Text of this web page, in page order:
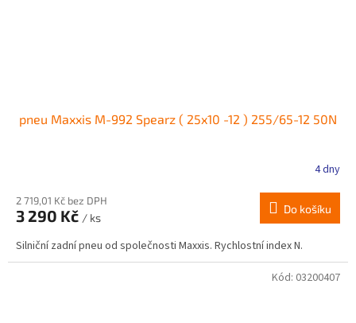
pneu Maxxis M-992 Spearz ( 25x10 -12 ) 255/65-12 50N
4 dny
2 719,01 Kč bez DPH
3 290 Kč / ks
Do košíku
Silniční zadní pneu od společnosti Maxxis. Rychlostní index N.
Kód: 03200407